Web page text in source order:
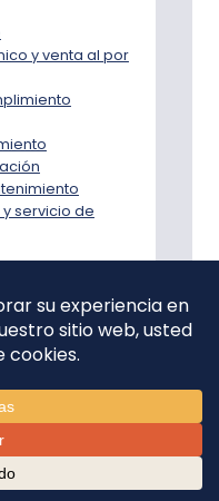
y venta al por
servicio de
y canal
y
en Japón
en el
en Japón